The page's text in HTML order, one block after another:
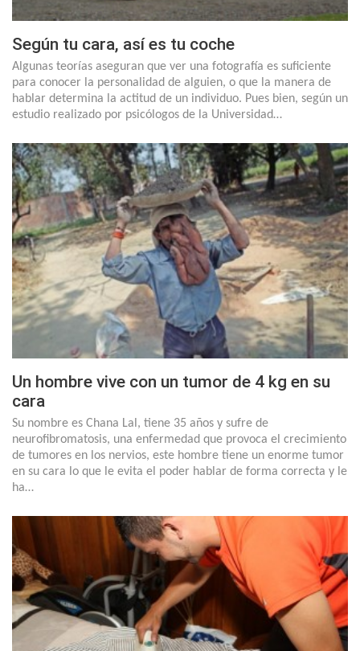
Según tu cara, así es tu coche
Algunas teorías aseguran que ver una fotografía es suficiente
para conocer la personalidad de alguien, o que la manera de
hablar determina la actitud de un individuo. Pues bien, según un
estudio realizado por psicólogos de la Universidad…
Un hombre vive con un tumor de 4 kg en su
cara
Su nombre es Chana Lal, tiene 35 años y sufre de
neurofibromatosis, una enfermedad que provoca el crecimiento
de tumores en los nervios, este hombre tiene un enorme tumor
en su cara lo que le evita el poder hablar de forma correcta y le
ha…